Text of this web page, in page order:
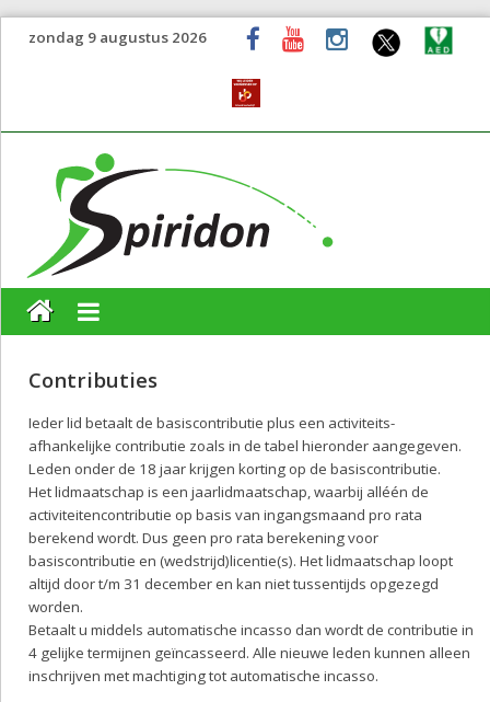
zondag 9 augustus 2026
Contributies
Ieder lid betaalt de basiscontributie plus een activiteits-
afhankelijke contributie zoals in de tabel hieronder aangegeven.
Leden onder de 18 jaar krijgen korting op de basiscontributie.
Het lidmaatschap is een jaarlidmaatschap, waarbij alléén de
activiteitencontributie op basis van ingangsmaand pro rata
berekend wordt. Dus geen pro rata berekening voor
basiscontributie en (wedstrijd)licentie(s). Het lidmaatschap loopt
altijd door t/m 31 december en kan niet tussentijds opgezegd
worden.
Betaalt u middels automatische incasso dan wordt de contributie in
4 gelijke termijnen geïncasseerd. Alle nieuwe leden kunnen alleen
inschrijven met machtiging tot automatische incasso.